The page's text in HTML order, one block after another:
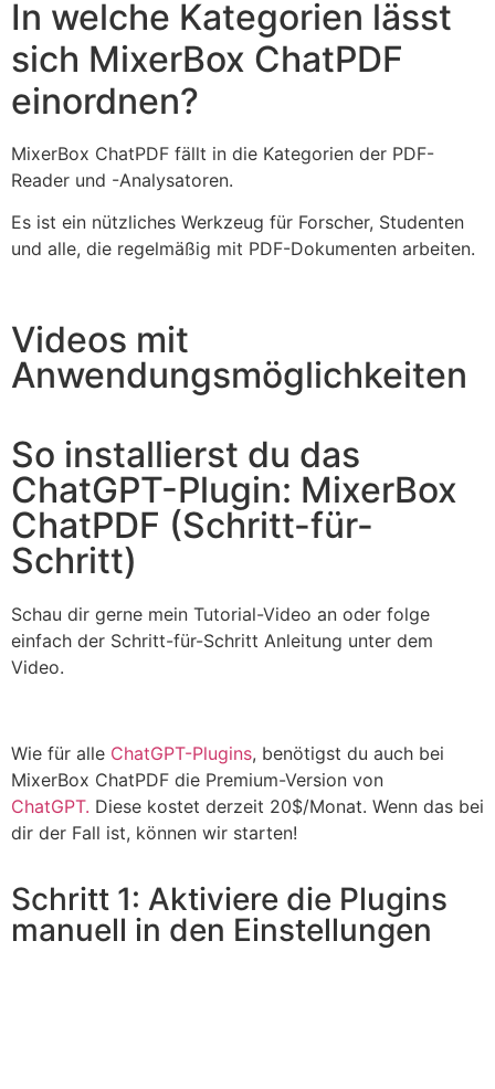
In welche Kategorien lässt
sich MixerBox ChatPDF
einordnen?
MixerBox ChatPDF fällt in die Kategorien der PDF-
Reader und -Analysatoren.
Es ist ein nützliches Werkzeug für Forscher, Studenten
und alle, die regelmäßig mit PDF-Dokumenten arbeiten.
Videos mit
Anwendungsmöglichkeiten
So installierst du das
ChatGPT-Plugin: MixerBox
ChatPDF (Schritt-für-
Schritt)
Schau dir gerne mein Tutorial-Video an oder folge
einfach der Schritt-für-Schritt Anleitung unter dem
Video.
Wie für alle ChatGPT-Plugins, benötigst du auch bei
MixerBox ChatPDF die Premium-Version von
ChatGPT. Diese kostet derzeit 20$/Monat. Wenn das bei
dir der Fall ist, können wir starten!
Schritt 1: Aktiviere die Plugins
manuell in den Einstellungen